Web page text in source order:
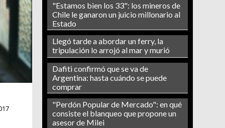
"Estamos bien los 33": los mineros de
Chile le ganaron un juicio millonario al
Estado
Llegó tarde a abordar un ferry, la
tripulación lo arrojó al mar y murió
Dafiti confirmó que se va de
Argentina: hasta cuándo se puede
comprar
"Perdón Popular de Mercado": en qué
consiste el blanqueo que propone un
asesor de Milei